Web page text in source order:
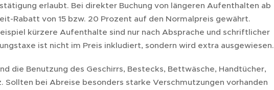
erlaubt. Bei direkter Buchung von längeren Aufenthalten ab
Rabatt von 15 bzw. 20 Prozent auf den Normalpreis gewährt.
kürzere Aufenthalte sind nur nach Absprache und schriftlicher
ist nicht im Preis inkludiert, sondern wird extra ausgewiesen.
die Benutzung des Geschirrs, Bestecks, Bettwäsche, Handtücher,
Sollten bei Abreise besonders starke Verschmutzungen vorhanden